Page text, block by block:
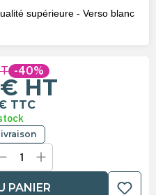
supérieure - Verso blanc
-40%
€HT
TTC
PANIER